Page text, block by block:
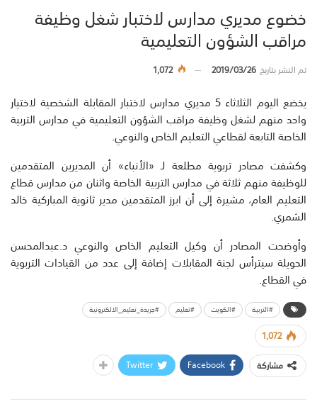
خضوع مديري مدارس لاختبار شغل وظيفة
مراقب الشؤون التعليمية
تم النشر بتاريخ2019/03/26
1,072
يخضع اليوم الثلاثاء 5 مديري مدارس لاختبار المقابلة الشخصية لاختيار
واحد منهم لشغل وظيفة مراقب الشؤون التعليمية في مدارس التربية
الخاصة التابعة لقطاعي التعليم الخاص والنوعي.
وكشفت مصادر تربوية مطلعة لـ «الأنباء» أن المديرين المتقدمين
للوظيفة منهم ثلاثة في مدارس التربية الخاصة واثنان من مدارس قطاع
التعليم العام، مشيرة إلى أن ابرز المتقدمين مدير ثانوية المباركية خالد
الشمري.
وأوضحت المصادر أن وكيل التعليم الخاص والنوعي د.عبدالمحسن
الحويلة سيترأس لجنة المقابلات إضافة إلى عدد من القيادات التربوية
في القطاع.
#التربية #الكويت #تعليم #جريدة_تعليم_الالكترونية
1,072
مشاركة
Facebook
Twitter